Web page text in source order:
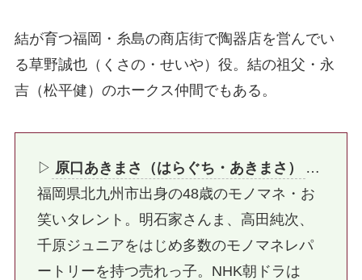
結が育つ福岡・糸島の商店街で陶器店を営んでい
る草野誠也（くさの・せいや）役。結の祖父・永
吉（松平健）のホークス仲間でもある。
▷ 原口あきまさ（はらぐち・あきまさ）
…
福岡県北九州市出身の48歳のモノマネ・お
笑いタレント。明石家さんま、高田純次、
千原ジュニアをはじめ多数のモノマネレパ
ートリーを持つ売れっ子。NHK朝ドラは